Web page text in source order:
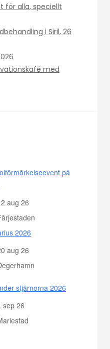
för alla, speciellt
i Siril, 26
med
på
aug 26
2026
aug 26
stjärnorna 2026
sep 26